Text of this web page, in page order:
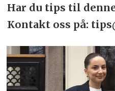
Har du tips til
Kontakt oss på: